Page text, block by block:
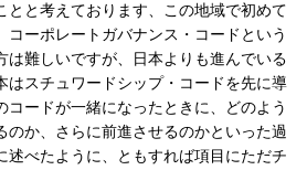
とと考えております、この地域で初めて
コーポレートガバナンス・コードという
は難しいですが、日本よりも進んでいる
はスチュワードシップ・コードを先に導
コードが一緒になったときに、どのよう
のか、さらに前進させるのかといった過
述べたように、ともすれば項目にただチ